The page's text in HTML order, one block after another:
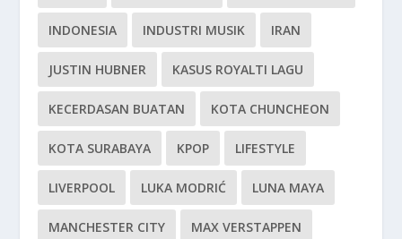
INDONESIA INDUSTRI MUSIK IRAN
JUSTIN HUBNER KASUS ROYALTI LAGU
KECERDASAN BUATAN KOTA CHUNCHEON
KOTA SURABAYA KPOP LIFESTYLE
LIVERPOOL LUKA MODRIĆ LUNA MAYA
MANCHESTER CITY MAX VERSTAPPEN